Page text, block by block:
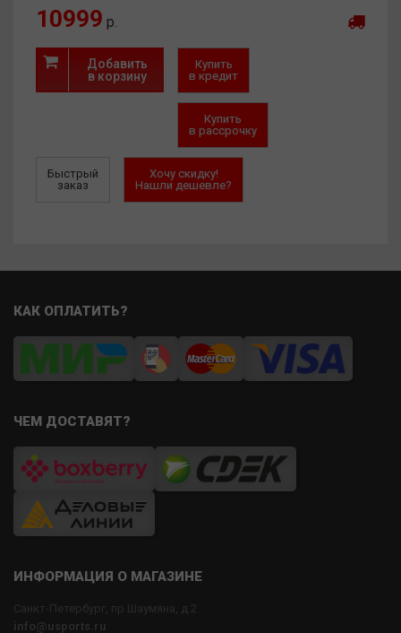
10999 р.
Добавить
в корзину
Купить
в кредит
Купить
в рассрочку
Быстрый
заказ
Хочу скидку!
Нашли дешевле?
КАК ОПЛАТИТЬ?
ЧЕМ ДОСТАВЯТ?
ИНФОРМАЦИЯ О МАГАЗИНЕ
Санкт-Петербург, пр.Шаумяна, д.2
info@usports.ru